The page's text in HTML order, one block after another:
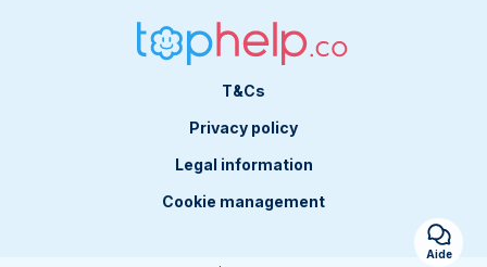
T&Cs
Privacy policy
Legal information
Cookie management
Aide